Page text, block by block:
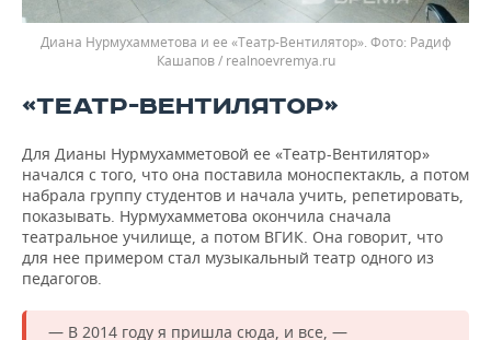
Диана Нурмухамметова и ее «Театр-Вентилятор».
Радиф
Кашапов / realnoevremya.ru
«ТЕАТР-ВЕНТИЛЯТОР»
Для Дианы Нурмухамметовой ее «Театр-Вентилятор»
начался с того, что она поставила моноспектакль, а потом
набрала группу студентов и начала учить, репетировать,
показывать. Нурмухамметова окончила сначала
театральное училище, а потом ВГИК. Она говорит, что
для нее примером стал музыкальный театр одного из
педагогов.
— В 2014 году я пришла сюда, и все, —